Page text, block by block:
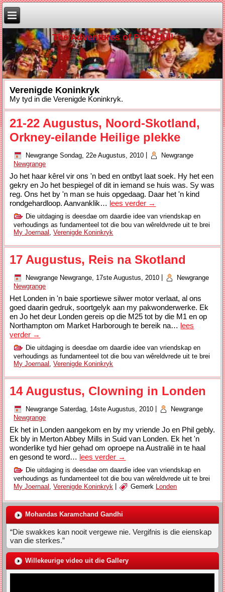
The Adventures of Peacefull
Verenigde Koninkryk
My tyd in die Verenigde Koninkryk.
21-22 Augustus, Noord-Skotland,
Orkney-eilande Heilige plekke
Newgrange Sondag, 22e Augustus, 2010
Newgrange
Newgrange
Jo het haar kêrel vir ons 'n bed en ontbyt laat soek. Hy het een
gekry en Jo het bespiegel of dit in iemand se huis was. Sy was
reg. Ons het by 'n man se huis opgedaag. Daar het 'n kind
rondgehardloop. Aanvanklik… lees verder →
Die uitdaging is deesdae om daardie idee van vriendskap en
verhoudings as fundamenteel tot die bou van wêreldvrede uit te brei
My Joernaal ,Verenigde Koninkryk
17 Augustus, Reis na Skotland
Newgrange Newgrange, 17ste Augustus, 2010
Newgrange
Newgrange
Het Londen in 'n baie sportiewe silwer motor verlaat, al ons
goed daarin gedruk, soortgelyk aan my pakwonderwerke. Ek
en Jo het deur Londen gereis op die M25 tot by die M1 en op
Northampton om Market Harborough te bereik na… lees
verder →
Die uitdaging is deesdae om daardie idee van vriendskap en
verhoudings as fundamenteel tot die bou van wêreldvrede uit te brei
My Joernaal ,Verenigde Koninkryk
14 Augustus, Clowning in Londen
Newgrange Saterdag, 14ste Augustus, 2010
Newgrange
Newgrange
Ek het in Londen aangekom en by my vriende Jo en Phil gebly.
Ek bly in Merton Abbey Mills in Suid van Londen. Ek het 'n
wonderlike tyd hier gehad om oproepe na Australië in te haal
en gesond te word… lees verder →
Die uitdaging is deesdae om daardie idee van vriendskap en
verhoudings as fundamenteel tot die bou van wêreldvrede uit te brei
My Joernaal
,Verenigde Koninkryk Gemerk Londen
Mohandas Karamchand Gandhi
“Die swakkes kan nooit vergewe nie. Vergifnis is die eienskap
van die sterkes.”
Willekeurige video uit die Gallery